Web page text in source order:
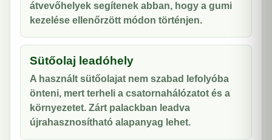
átvevőhelyek segítenek abban, hogy a gumi
kezelése ellenőrzött módon történjen.
Sütőolaj leadóhely
A használt sütőolajat nem szabad lefolyóba
önteni, mert terheli a csatornahálózatot és a
környezetet. Zárt palackban leadva
újrahasznosítható alapanyag lehet.